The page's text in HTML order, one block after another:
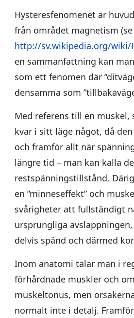
Hysteresfenomenet är
från området magnetism (se
http://sv.wikipedia.org/wiki/
en sammanfattning kan
som ett fenomen där
densamma som
Med referens till en muskel,
kvar i sitt läge något, då
och framför allt när
längre tid – man kan kalla
restspänningstillstånd.
en ”minneseffekt” och
svårigheter att fullständigt
ursprungliga
delvis spänd och därmed
Inom anatomi talar man i
förhårdnade muskler och
muskeltonus, men
normalt inte i detalj.